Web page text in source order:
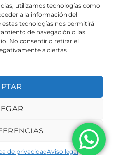
utilizamos tecnologías como
a la información del
tecnologías nos permitirá
de navegación o las
No consentir o retirar el
a ciertas
de privacidadAviso legal
S.L. - Polígon el Pla, 29B
– ESPAÑA - B98943723